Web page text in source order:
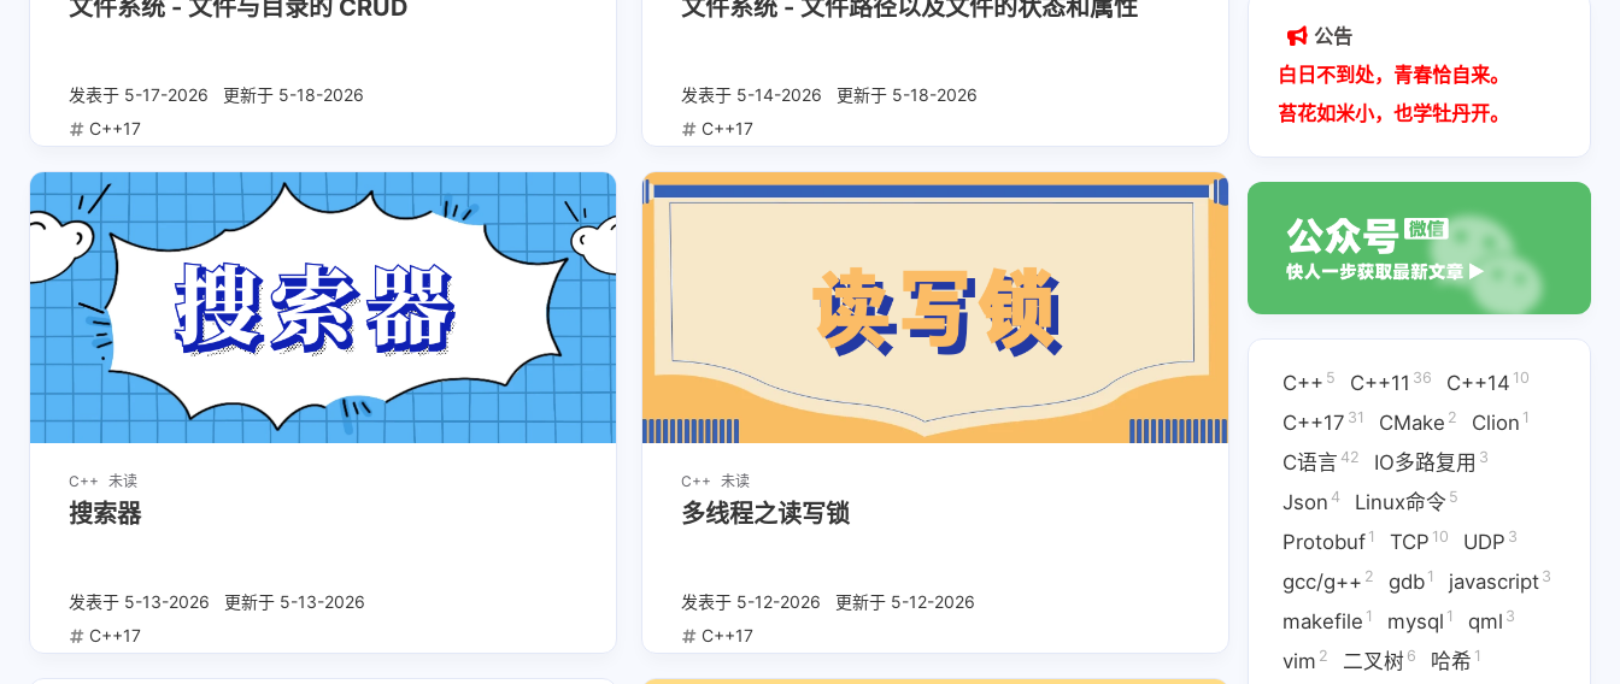
互动 兴趣点
寻找你感兴趣的领域
文件系统 - 文件与目录的 CRUD
发表于 5-17-2026 更新于 5-18-2026
C++17
文件系统 - 文件路径以及文件的状态和属性
发表于 5-14-2026 更新于 5-18-2026
C++17
C++ 未读
搜索器
发表于 5-13-2026 更新于 5-13-2026
C++17
C++ 未读
多线程之读写锁
发表于 5-12-2026 更新于 5-12-2026
C++17
公告
白日不到处，青春恰自来。
苔花如米小，也学牡丹开。
C++ 5 C++11 36 C++14 10
C++17 31 CMake 2 Clion 1
C语言 42 IO多路复用 3
Json 4 Linux命令 5
Protobuf 1 TCP 10 UDP 3
gcc/g++ 2 gdb 1 javascript 3
makefile 1 mysql 1 qml 3
vim 2 二叉树 6 哈希 1